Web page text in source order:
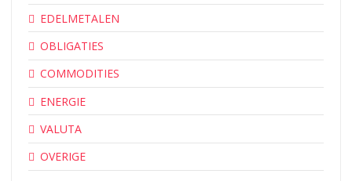
EDELMETALEN
OBLIGATIES
COMMODITIES
ENERGIE
VALUTA
OVERIGE